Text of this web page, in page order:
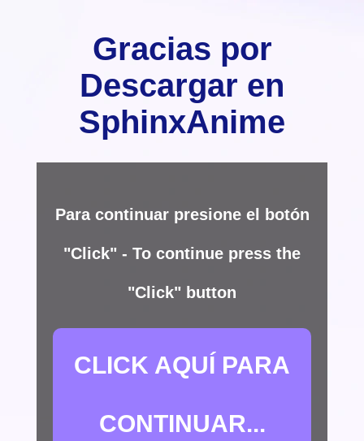
Gracias por
Descargar en
SphinxAnime
Para continuar presione el botón
"Click" - To continue press the
"Click" button
CLICK AQUÍ PARA
CONTINUAR...